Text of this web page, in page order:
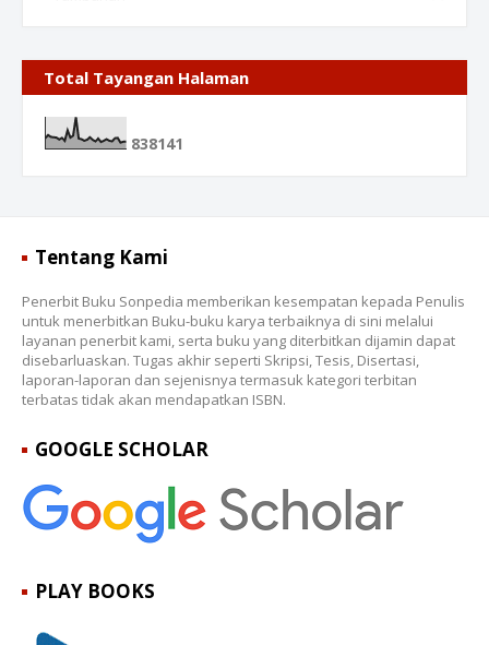
Total Tayangan Halaman
838141
Tentang Kami
Penerbit Buku Sonpedia memberikan kesempatan kepada Penulis
untuk menerbitkan Buku-buku karya terbaiknya di sini melalui
layanan penerbit kami, serta buku yang diterbitkan dijamin dapat
disebarluaskan. Tugas akhir seperti Skripsi, Tesis, Disertasi,
laporan-laporan dan sejenisnya termasuk kategori terbitan
terbatas tidak akan mendapatkan ISBN.
GOOGLE SCHOLAR
PLAY BOOKS